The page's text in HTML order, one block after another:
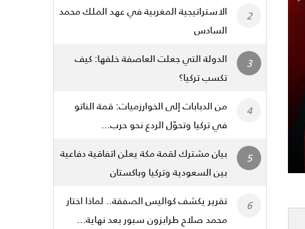
الاستراتيجية المغربية في عهد الملك محمد
السادس
الدولة التي جعلت العاصفة خلفها: كيف
تكسب تركيا؟
من الدبابات إلى الخوارزميات: قمة الناتو
في تركيا وتحوّل الردع نحو حرب...
بيان مشترك لقمة مكة يعلن اتفاقية دفاعية
بين السعودية وتركيا وباكستان
تقرير يكشف كواليس الصفقة.. لماذا اختار
محمد صلاح طرابزون سبور بعد نهاية...